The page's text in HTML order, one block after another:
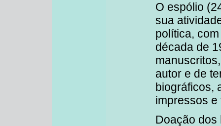
O espólio
sua
política,
década de
autor e de
biográficos,
impressos e
Doação dos